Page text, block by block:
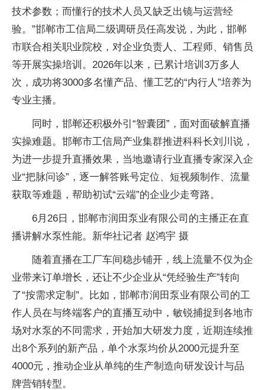
技术参数；而懂行的技术人员又缺乏出镜与运营经
验。”邯郸市工信局二级调研员任高发说，为此，邯郸
市联合相关职业院校，对企业负责人、工程师、销售员
等开展实操培训。2026年以来，已累计培训3万多人
次，成功将3000多名懂产品、懂工艺的“内行人”培养为
专业主播。
同时，邯郸还积极外引“智囊团”，面对面破解直播
实操难题。邯郸市工信局产业集群推进科科长刘川说，
为进一步提升直播效果，当地邀请行业直播专家深入企
业“把脉问诊”，逐一解答账号定位、短视频制作、流量
获取等难题，帮助初试“云端”的企业少走弯路。
6月26日，邯郸市润田泵业有限公司的主播正在直
播讲解水泵性能。新华社记者 赵鸿宇 摄
随着直播在工厂车间稳步铺开，线上流量不仅为企
业带来订单增长，还让不少企业从“凭经验生产”转向
了“按需求定制”。比如，邯郸市润田泵业有限公司的工
作人员在与终端客户的直播互动中，敏锐捕捉到各地市
场对水泵的不同需求，开始加大研发力度，近期连续推
出8个系列的新产品，单个水泵均价从2000元提升至
4000元，推动企业从单纯的生产制造向研发设计与品
牌营销转型。